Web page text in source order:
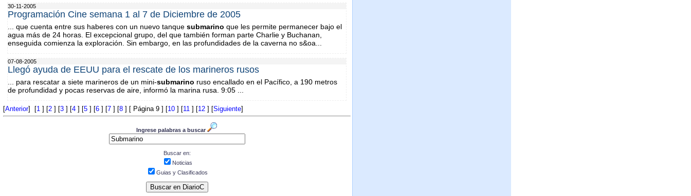
30-11-2005
Programación Cine semana 1 al 7 de Diciembre de 2005
... que cuenta entre sus haberes con un nuevo tanque submarino que les permite permanecer bajo el
agua más de 24 horas. El excepcional grupo, del que también forman parte Charlie y Buchanan,
enseguida comienza la exploración. Sin embargo, en las profundidades de la caverna no s&oa...
07-08-2005
Llegó ayuda de EEUU para el rescate de los marineros rusos
... para rescatar a siete marineros de un mini-submarino ruso encallado en el Pacífico, a 190 metros
de profundidad y pocas reservas de aire, informó la marina rusa. 9:05 ...
[Anterior] [1 ] [2 ] [3 ] [4 ] [5 ] [6 ] [7 ] [8 ] [ Página 9 ] [10 ] [11 ] [12 ] [Siguiente]
Ingrese palabras a buscar
Buscar en:
Noticias
Guias y Clasificados